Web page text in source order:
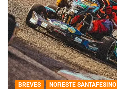
BREVES NORESTE SANTAFESINO